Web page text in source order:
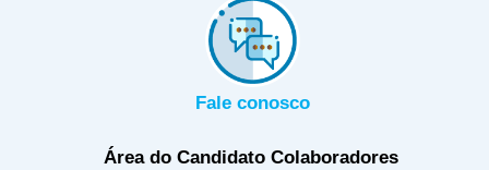
Fale conosco
Área do Candidato Colaboradores